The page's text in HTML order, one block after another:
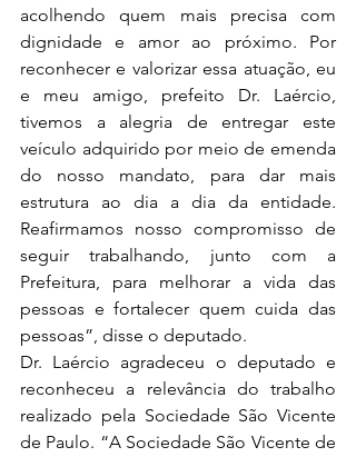
acolhendo quem mais precisa com
dignidade e amor ao próximo. Por
reconhecer e valorizar essa atuação, eu
e meu amigo, prefeito Dr. Laércio,
tivemos a alegria de entregar este
veículo adquirido por meio de emenda
do nosso mandato, para dar mais
estrutura ao dia a dia da entidade.
Reafirmamos nosso compromisso de
seguir trabalhando, junto com a
Prefeitura, para melhorar a vida das
pessoas e fortalecer quem cuida das
pessoas”, disse o deputado.
Dr. Laércio agradeceu o deputado e
reconheceu a relevância do trabalho
realizado pela Sociedade São Vicente
de Paulo. “A Sociedade São Vicente de